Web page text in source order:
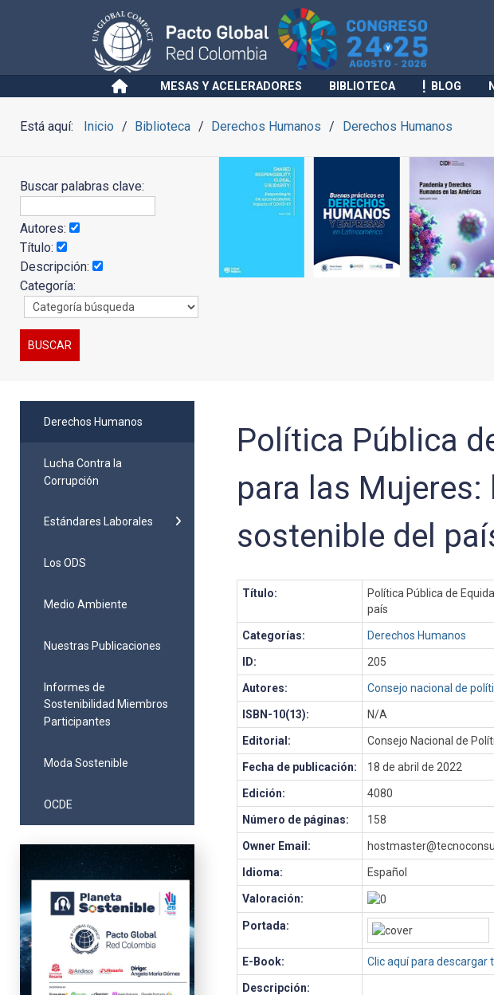
MESAS Y ACELERADORES BIBLIOTECA BLOG
Está aquí: Inicio Biblioteca Derechos Humanos Derechos Humanos
Buscar palabras clave:
Autores:
Título:
Descripción:
Categoría:
Derechos Humanos
Lucha Contra la
Corrupción
Estándares Laborales
Los ODS
Medio Ambiente
Nuestras Publicaciones
Informes de
Sostenibilidad Miembros
Participantes
Moda Sostenible
OCDE
Política Pública
para las
sostenible del
Título:
Política Pública de
país
Categorías: Derechos Humanos
ID: 205
Autores: Consejo nacional de
ISBN-10(13): N/A
Editorial: Consejo Nacional de
Fecha de publicación: 18 de abril de 2022
Edición: 4080
Número de páginas: 158
Owner Email:
Idioma: Español
Valoración:
Portada:
E-Book: Clic aquí para descargar
Descripción: